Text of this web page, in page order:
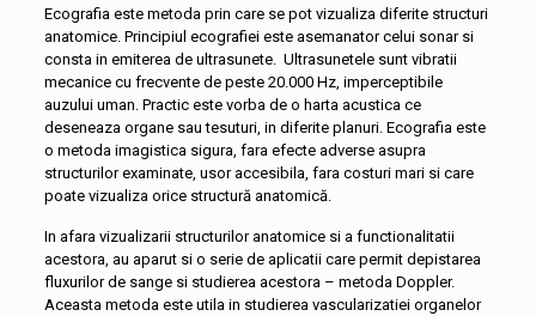
Ecografia este metoda prin care se pot vizualiza diferite structuri
anatomice. Principiul ecografiei este asemanator celui sonar si
consta in emiterea de ultrasunete. Ultrasunetele sunt vibratii
mecanice cu frecvente de peste 20.000 Hz, imperceptibile
auzului uman. Practic este vorba de o harta acustica ce
deseneaza organe sau tesuturi, in diferite planuri. Ecografia este
o metoda imagistica sigura, fara efecte adverse asupra
structurilor examinate, usor accesibila, fara costuri mari si care
poate vizualiza orice structură anatomică.
In afara vizualizarii structurilor anatomice si a functionalitatii
acestora, au aparut si o serie de aplicatii care permit depistarea
fluxurilor de sange si studierea acestora – metoda Doppler.
Aceasta metoda este utila in studierea vascularizatiei organelor